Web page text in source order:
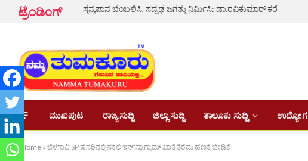
ಟ್ರೆಂಡಿಂಗ್ ಸ್ತನ್ಯಪಾನ ಬೆಂಬಲಿಸಿ, ಸದೃಢ ಜಗತ್ತು ನಿರ್ಮಿಸಿ: ಡಾ.ರವಿಕುಮಾರ್ ಕರೆ
ಮುಖಪುಟ ರಾಜ್ಯ ಸುದ್ದಿ ಜಿಲ್ಲಾ ಸುದ್ದಿ ತಾಲೂಕು ಸುದ್ದಿ ಉದ್ಯೋಗ
Home » ಬೆಳಗಾವಿ SP ಹೆಸರಿನಲ್ಲಿ ನಕಲಿ ಇನ್’ಸ್ಟಾಗ್ರಾಮ್ ಖಾತೆ ತೆರೆದು ಹಣಕ್ಕೆ ಬೇಡಿಕೆ